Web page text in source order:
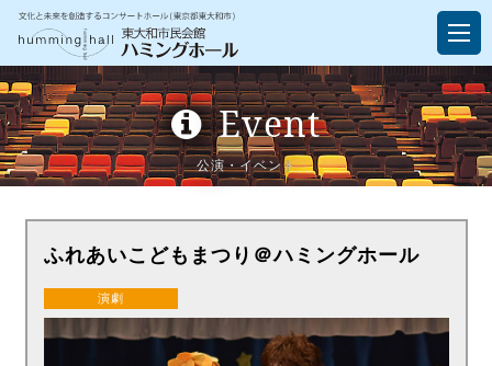
Event
公演・イベント
ふれあいこどもまつり＠ハミングホール
演劇